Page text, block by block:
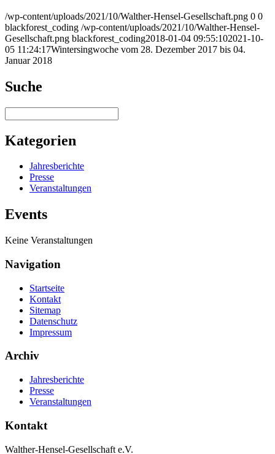
/wp-content/uploads/2021/10/Walther-Hensel-Gesellschaft.png 0 0
blackforest_coding /wp-content/uploads/2021/10/Walther-Hensel-
Gesellschaft.png blackforest_coding2018-01-04 09:55:102021-10-
05 11:24:17Wintersingwoche vom 28. Dezember 2017 bis 04.
Januar 2018
Suche
Kategorien
Jahresberichte
Presse
Veranstaltungen
Events
Keine Veranstaltungen
Navigation
Startseite
Kontakt
Sitemap
Datenschutz
Impressum
Archiv
Jahresberichte
Presse
Veranstaltungen
Kontakt
Walther-Hensel-Gesellschaft e.V.